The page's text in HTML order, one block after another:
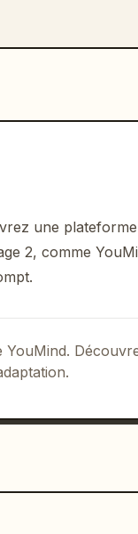
une
2, comme